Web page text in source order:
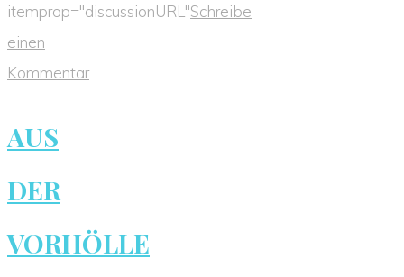
itemprop="discussionURL"Schreibe
einen
Kommentar
AUS
DER
VORHÖLLE